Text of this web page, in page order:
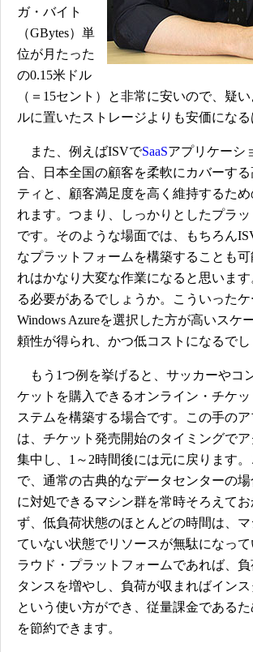
ガ・バイト
（GBytes）単
位が月たった
の0.15米ドル
（＝15セント）と非常に安いので、疑
ルに置いたストレージよりも安価になる
また、例えばISVでSaaSアプリケーシ
合、日本全国の顧客を柔軟にカバーする
ティと、顧客満足度を高く維持するた
れます。つまり、しっかりとしたプラ
です。そのような場面では、もちろん
なプラットフォームを構築することも
れはかなり大変な作業になると思いま
る必要があるでしょうか。こういったケ
Windows Azureを選択した方が高いスケ
頼性が得られ、かつ低コストになるでし
もう1つ例を挙げると、サッカーやコ
ケットを購入できるオンライン・チケ
ステムを構築する場合です。この手の
は、チケット発売開始のタイミングで
集中し、1～2時間後には元に戻ります
で、通常の古典的なデータセンターの
に対処できるマシン群を常時そろえて
ず、低負荷状態のほとんどの時間は、
ていない状態でリソースが無駄になっ
ラウド・プラットフォームであれば、
タンスを増やし、負荷が収まればイン
という使い方ができ、従量課金である
を節約できます。